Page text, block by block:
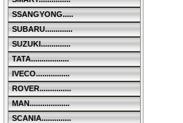
SSANGYONG.....
SUBARU.............
SUZUKI..............
TATA..................
IVECO................
ROVER...............
MAN...................
SCANIA..............